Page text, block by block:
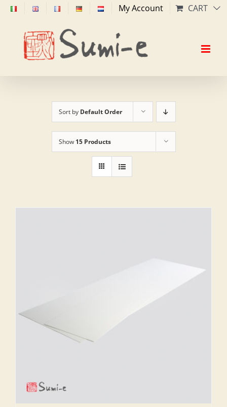
Skip
content
My Account CART
Sort by Default Order
Show 15 Products